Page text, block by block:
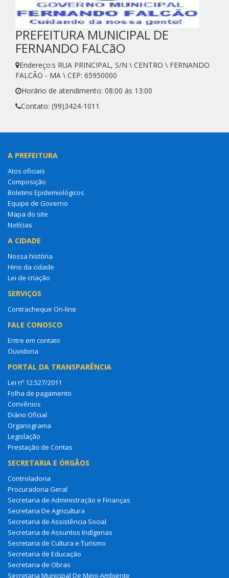
PREFEITURA MUNICIPAL DE
FERNANDO FALCãO
Endereço:s RUA PRINCIPAL, S/N \ CENTRO \ FERNANDO
FALCÃO - MA \ CEP: 65950000
Horário de atendimento: 08:00 às 13:00
Contato: (99)3424-1011
A PREFEITURA
Atos oficiais
Composição
Boletins Epidemiológicos
Equipe de Governo
Mapa do site
Notícias
A CIDADE
Nossa história
Hino da cidade
Lei de criação
SERVIÇOS
Contracheque On-line
FALE CONOSCO
Entre em contato
Ouvidoria
PORTAL DA TRANSPARÊNCIA
Lei nº 12.527/2011
Folha de pagamento
Convênios
Diário Oficial
Organograma
Legislação
Prestação de Contas
SECRETARIA E ÓRGÃOS
Controladoria
Procuradoria Geral
Secretaria de Administração e Finanças
Secretaria De Agricultura
Secretaria de Assistência Social
Secretaria de Assuntos Indígenas
Secretaria de Cultura e Turismo
Secretaria de Educação
Secretaria de Obras
Secretaria Municipal De Meio-Ambiente